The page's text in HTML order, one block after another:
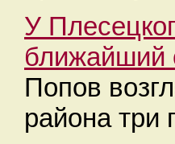
У
ближайший
Попов
района три